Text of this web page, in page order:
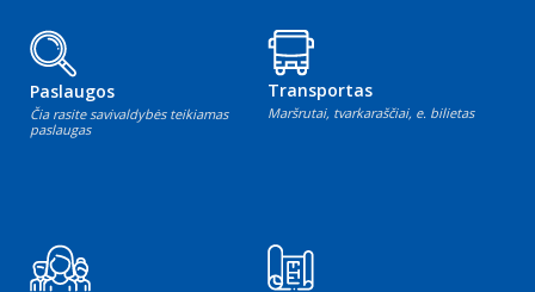
Paslaugos
Čia rasite savivaldybės teikiamas
paslaugas
Transportas
Maršrutai, tvarkaraščiai, e. bilietas